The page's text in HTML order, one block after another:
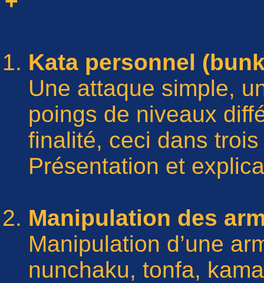
Kata personnel
Une attaque simple,
poings de niveaux
finalité, ceci dans
Présentation et
Manipulation des
Manipulation d’une
nunchaku, tonfa,